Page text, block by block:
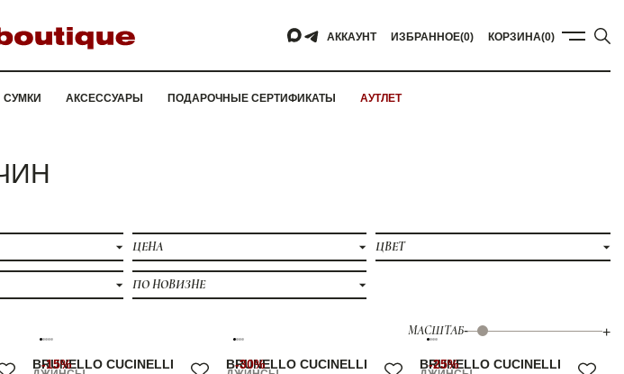
АККАУНТ ИЗБРАННОЕ(0) КОРЗИНА(0)
СУМКИ АКСЕССУАРЫ ПОДАРОЧНЫЕ СЕРТИФИКАТЫ АУТЛЕТ
ЦЕНА ЦВЕТ
ПО НОВИЗНЕ
МАСШТАБ- +
-15%
BRUNELLO CUCINELLI -30%
BRUNELLO CUCINELLI -25%
BRUNELLO CUCINELLI